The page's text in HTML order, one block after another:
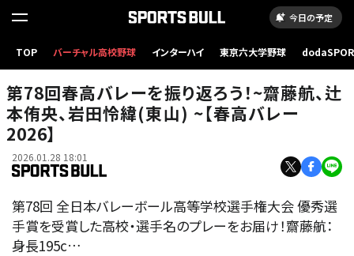
今日の予定
TOP バーチャル高校野球 インターハイ 東京六大学野球
第78回春高バレーを振り返ろう！~齋藤航、辻
本侑央、岩田怜緯(東山) ~【春高バレー
2026】
2026.01.28 18:01
第78回 全日本バレーボール高等学校選手権大会 優秀選
手賞を受賞した高校・選手名のプレーをお届け！齋藤航：
身長195c…